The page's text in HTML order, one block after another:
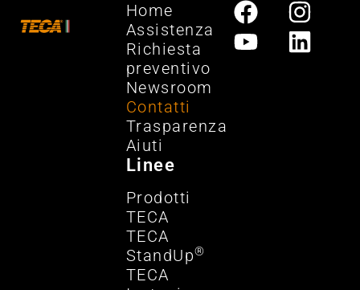
Home
Assistenza
Richiesta
preventivo
Newsroom
Contatti
Trasparenza
Aiuti
Linee
Prodotti
TECA
TECA
StandUp®
TECA